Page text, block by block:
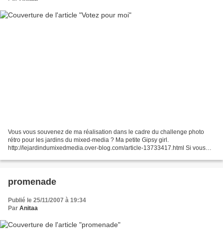
Vous vous souvenez de ma réalisation dans le cadre du challenge photo
rétro pour les jardins du mixed-media ? Ma petite Gipsy girl.
http://lejardindumixedmedia.over-blog.com/article-13733417.html Si vous
promenade
Publié le 25/11/2007 à 19:34
Par Anitaa